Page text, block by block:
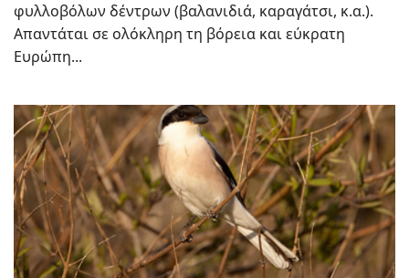
φυλλοβόλων δέντρων (βαλανιδιά, καραγάτσι, κ.α.).
Απαντάται σε ολόκληρη τη βόρεια και εύκρατη
Ευρώπη...